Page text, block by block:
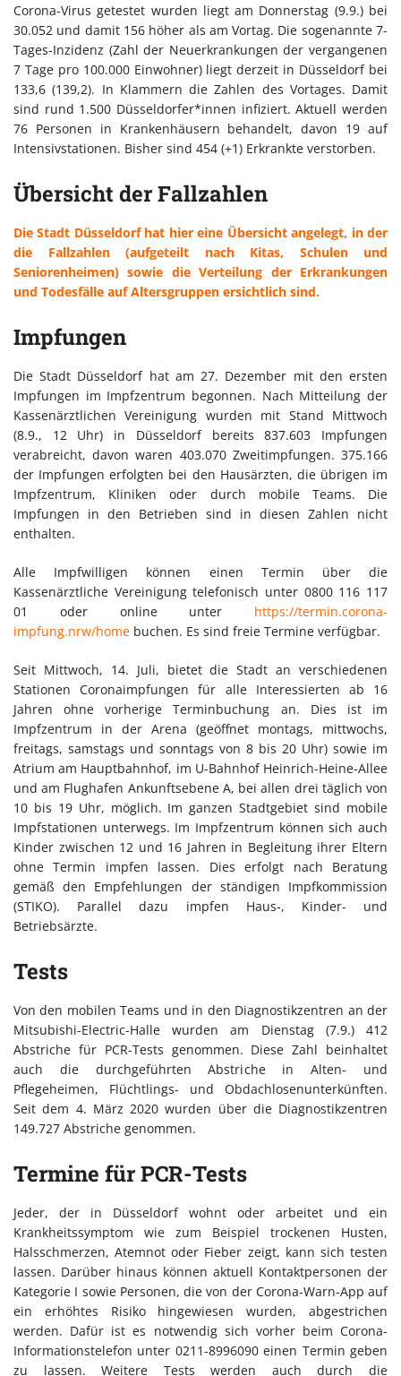
Corona-Virus getestet wurden liegt am Donnerstag (9.9.) bei
30.052 und damit 156 höher als am Vortag. Die sogenannte 7-
Tages-Inzidenz (Zahl der Neuerkrankungen der vergangenen
7 Tage pro 100.000 Einwohner) liegt derzeit in Düsseldorf bei
133,6 (139,2). In Klammern die Zahlen des Vortages. Damit
sind rund 1.500 Düsseldorfer*innen infiziert. Aktuell werden
76 Personen in Krankenhäusern behandelt, davon 19 auf
Intensivstationen. Bisher sind 454 (+1) Erkrankte verstorben.
Übersicht der Fallzahlen
Die Stadt Düsseldorf hat hier eine Übersicht angelegt, in der
die Fallzahlen (aufgeteilt nach Kitas, Schulen und
Seniorenheimen) sowie die Verteilung der Erkrankungen
und Todesfälle auf Altersgruppen ersichtlich sind.
Impfungen
Die Stadt Düsseldorf hat am 27. Dezember mit den ersten
Impfungen im Impfzentrum begonnen. Nach Mitteilung der
Kassenärztlichen Vereinigung wurden mit Stand Mittwoch
(8.9., 12 Uhr) in Düsseldorf bereits 837.603 Impfungen
verabreicht, davon waren 403.070 Zweitimpfungen. 375.166
der Impfungen erfolgten bei den Hausärzten, die übrigen im
Impfzentrum, Kliniken oder durch mobile Teams. Die
Impfungen in den Betrieben sind in diesen Zahlen nicht
enthalten.
Alle Impfwilligen können einen Termin über die
Kassenärztliche Vereinigung telefonisch unter 0800 116 117
01 oder online unter https://termin.corona-
impfung.nrw/home buchen. Es sind freie Termine verfügbar.
Seit Mittwoch, 14. Juli, bietet die Stadt an verschiedenen
Stationen Coronaimpfungen für alle Interessierten ab 16
Jahren ohne vorherige Terminbuchung an. Dies ist im
Impfzentrum in der Arena (geöffnet montags, mittwochs,
freitags, samstags und sonntags von 8 bis 20 Uhr) sowie im
Atrium am Hauptbahnhof, im U-Bahnhof Heinrich-Heine-Allee
und am Flughafen Ankunftsebene A, bei allen drei täglich von
10 bis 19 Uhr, möglich. Im ganzen Stadtgebiet sind mobile
Impfstationen unterwegs. Im Impfzentrum können sich auch
Kinder zwischen 12 und 16 Jahren in Begleitung ihrer Eltern
ohne Termin impfen lassen. Dies erfolgt nach Beratung
gemäß den Empfehlungen der ständigen Impfkommission
(STIKO). Parallel dazu impfen Haus-, Kinder- und
Betriebsärzte.
Tests
Von den mobilen Teams und in den Diagnostikzentren an der
Mitsubishi-Electric-Halle wurden am Dienstag (7.9.) 412
Abstriche für PCR-Tests genommen. Diese Zahl beinhaltet
auch die durchgeführten Abstriche in Alten- und
Pflegeheimen, Flüchtlings- und Obdachlosenunterkünften.
Seit dem 4. März 2020 wurden über die Diagnostikzentren
149.727 Abstriche genommen.
Termine für PCR-Tests
Jeder, der in Düsseldorf wohnt oder arbeitet und ein
Krankheitssymptom wie zum Beispiel trockenen Husten,
Halsschmerzen, Atemnot oder Fieber zeigt, kann sich testen
lassen. Darüber hinaus können aktuell Kontaktpersonen der
Kategorie I sowie Personen, die von der Corona-Warn-App auf
ein erhöhtes Risiko hingewiesen wurden, abgestrichen
werden. Dafür ist es notwendig sich vorher beim Corona-
Informationstelefon unter 0211-8996090 einen Termin geben
zu lassen. Weitere Tests werden auch durch die